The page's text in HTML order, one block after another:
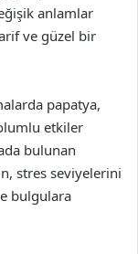
anlamlar
ve güzel bir
papatya,
etkiler
bulunan
stres seviyelerini
bulgulara